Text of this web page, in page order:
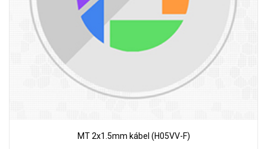
MT 2x1.5mm kábel (H05VV-F)